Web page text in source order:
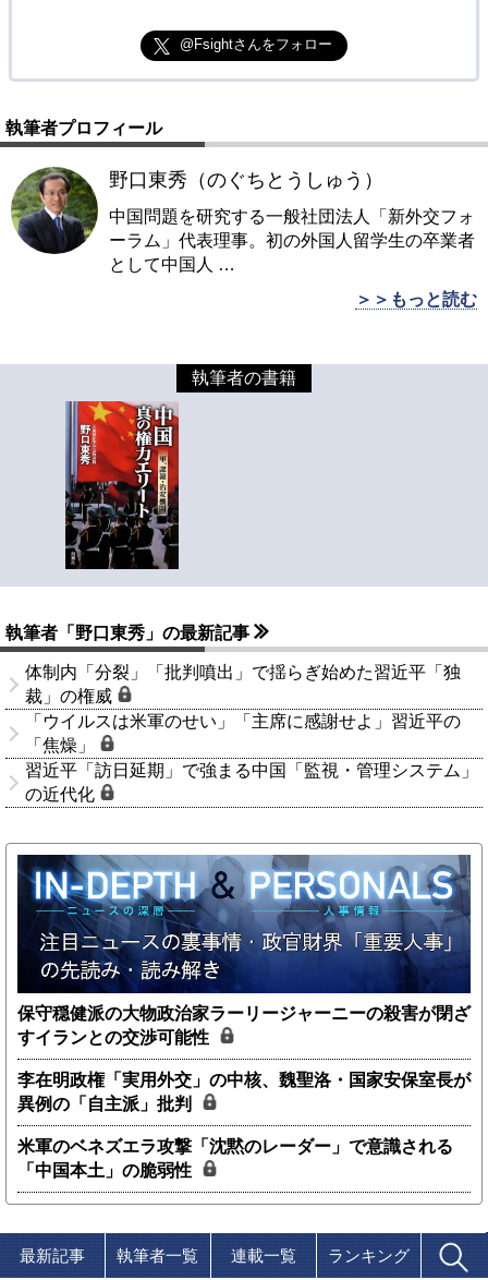
@Fsightさんをフォロー
執筆者プロフィール
野口東秀（のぐちとうしゅう）
中国問題を研究する一般社団法人「新外交フォ
ーラム」代表理事。初の外国人留学生の卒業者
として中国人 …
＞＞もっと読む
執筆者の書籍
執筆者「野口東秀」の最新記事
体制内「分裂」「批判噴出」で揺らぎ始めた習近平「独
裁」の権威
「ウイルスは米軍のせい」「主席に感謝せよ」習近平の
「焦燥」
習近平「訪日延期」で強まる中国「監視・管理システム」
の近代化
保守穏健派の大物政治家ラーリージャーニーの殺害が閉ざ
すイランとの交渉可能性
李在明政権「実用外交」の中核、魏聖洛・国家安保室長が
異例の「自主派」批判
米軍のベネズエラ攻撃「沈黙のレーダー」で意識される
「中国本土」の脆弱性
最新記事 執筆者一覧 連載一覧 ランキング